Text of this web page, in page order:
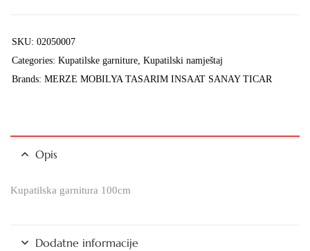
SKU: 02050007
Categories: Kupatilske garniture, Kupatilski namještaj
Brands: MERZE MOBILYA TASARIM INSAAT SANAY TICAR
Opis
Kupatilska garnitura 100cm
Dodatne informacije